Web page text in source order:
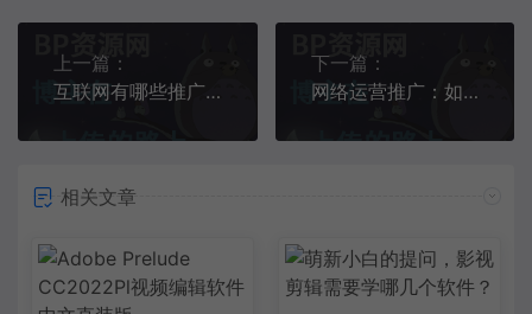
上一篇：
互联网有哪些推广方式?
下一篇：
网络运营推广：如何让更多的人知道你的网站？
相关文章